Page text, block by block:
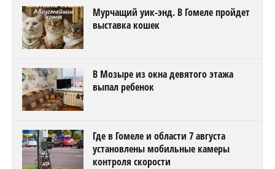
Мурчащий уик-энд. В Гомеле пройдет
выставка кошек
В Мозыре из окна девятого этажа
выпал ребенок
Где в Гомеле и области 7 августа
установлены мобильные камеры
контроля скорости